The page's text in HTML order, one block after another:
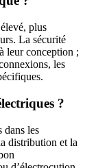
plus
La sécurité
leur conception ;
les
?
dans les
distribution et la